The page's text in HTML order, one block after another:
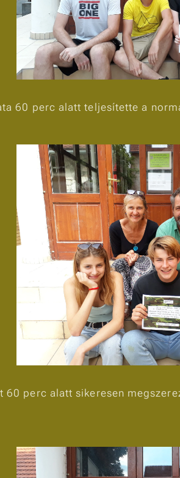
60 perc alatt teljesítette a
60 perc alatt sikeresen